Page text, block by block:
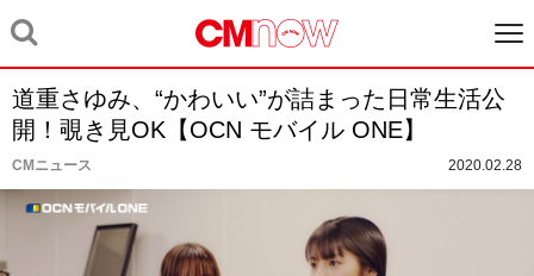
道重さゆみ、“かわいい”が詰まった日常生活公
開！覗き見OK【OCN モバイル ONE】
CMニュース 2020.02.28